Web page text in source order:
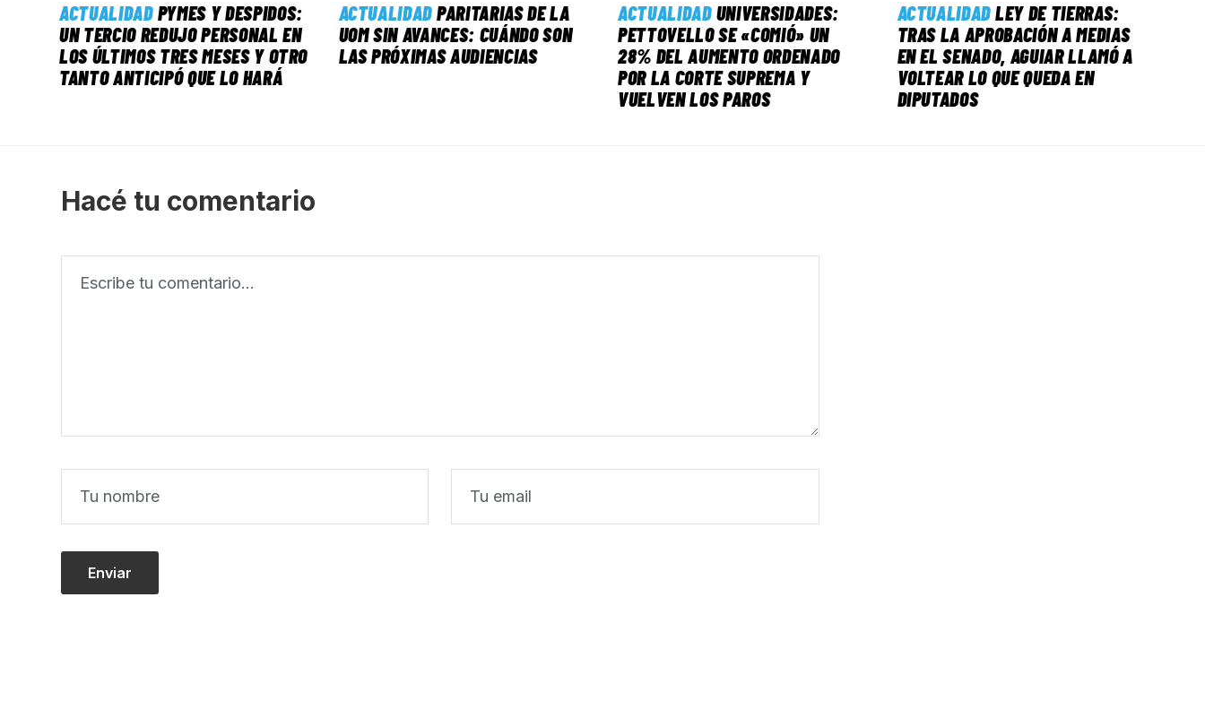
ACTUALIDAD PYMES Y DESPIDOS:
UN TERCIO REDUJO PERSONAL EN
LOS ÚLTIMOS TRES MESES Y OTRO
TANTO ANTICIPÓ QUE LO HARÁ
ACTUALIDADPARITARIAS DE LA
UOM SIN AVANCES: CUÁNDO SON
LAS PRÓXIMAS AUDIENCIAS
ACTUALIDAD UNIVERSIDADES:
PETTOVELLO SE «COMIÓ» UN
28% DEL AUMENTO ORDENADO
POR LA CORTE SUPREMA Y
VUELVEN LOS PAROS
ACTUALIDADLEY DE TIERRAS:
TRAS LA APROBACIÓN A MEDIAS
EN EL SENADO, AGUIAR LLAMÓ A
VOLTEAR LO QUE QUEDA EN
DIPUTADOS
Hacé tu comentario